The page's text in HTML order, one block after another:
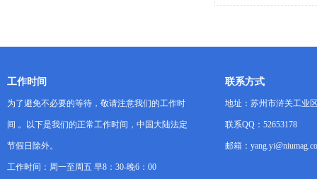
工作时间
为了避免不必要的等待，敬请注意我们的工作时
间 。以下是我们的正常工作时间，中国大陆法定
节假日除外。
工作时间：周一至周五 早8：30-晚6：00
联系方式
地址：苏州市浒关工业
联系QQ：52653178
邮箱：